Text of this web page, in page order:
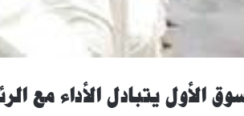
الأول يتبادل الأداء مع